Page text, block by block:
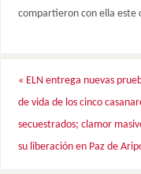
compartieron con ella este
« ELN entrega nuevas
de vida de los cinco
secuestrados; clamor
su liberación en Paz de